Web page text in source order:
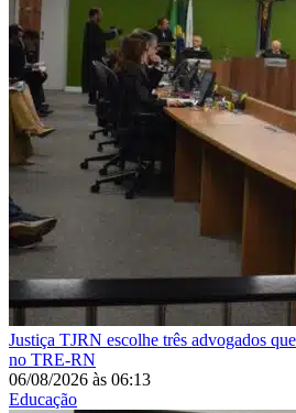
Justiça TJRN escolhe três advogados
no TRE-RN
06/08/2026 às 06:13
Educação